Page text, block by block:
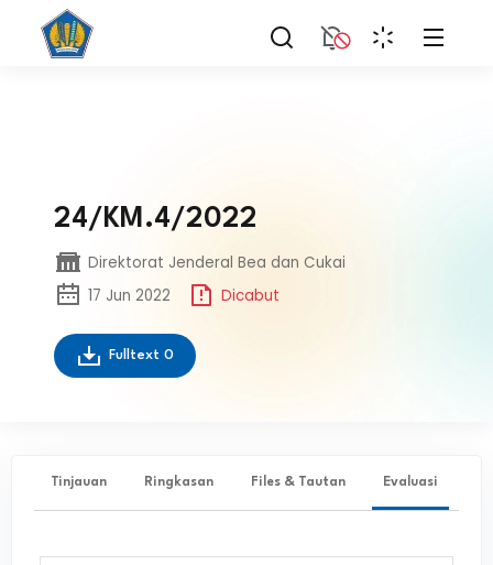
24/KM.4/2022
Direktorat Jenderal Bea dan Cukai
17 Jun 2022
Dicabut
Fulltext 0
Tinjauan Ringkasan Files & Tautan Evaluasi